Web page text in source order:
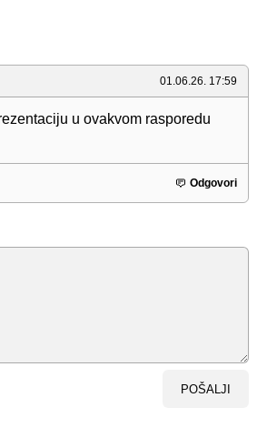
01.06.26. 17:59
u ovakvom rasporedu
Odgovori
POŠALJI